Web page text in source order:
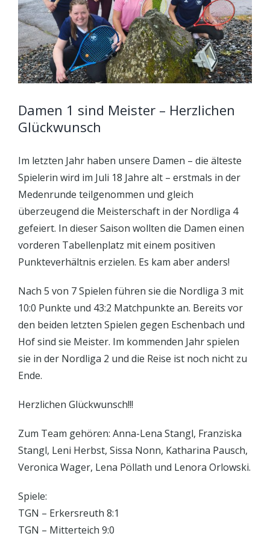
Damen 1 sind Meister – Herzlichen
Glückwunsch
Im letzten Jahr haben unsere Damen – die älteste
Spielerin wird im Juli 18 Jahre alt – erstmals in der
Medenrunde teilgenommen und gleich
überzeugend die Meisterschaft in der Nordliga 4
gefeiert. In dieser Saison wollten die Damen einen
vorderen Tabellenplatz mit einem positiven
Punkteverhältnis erzielen. Es kam aber anders!
Nach 5 von 7 Spielen führen sie die Nordliga 3 mit
10:0 Punkte und 43:2 Matchpunkte an. Bereits vor
den beiden letzten Spielen gegen Eschenbach und
Hof sind sie Meister. Im kommenden Jahr spielen
sie in der Nordliga 2 und die Reise ist noch nicht zu
Ende.
Herzlichen Glückwunsch!!!
Zum Team gehören: Anna-Lena Stangl, Franziska
Stangl, Leni Herbst, Sissa Nonn, Katharina Pausch,
Veronica Wager, Lena Pöllath und Lenora Orlowski.
Spiele:
TGN – Erkersreuth 8:1
TGN – Mitterteich 9:0